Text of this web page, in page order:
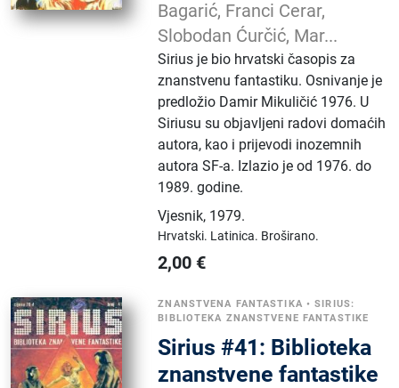
Bagarić, Franci Cerar,
Slobodan Ćurčić, Mar...
Sirius je bio hrvatski časopis za
znanstvenu fantastiku. Osnivanje je
predložio Damir Mikuličić 1976. U
Siriusu su objavljeni radovi domaćih
autora, kao i prijevodi inozemnih
autora SF-a. Izlazio je od 1976. do
1989. godine.
Vjesnik, 1979.
Hrvatski. Latinica. Broširano.
2,00 €
ZNANSTVENA FANTASTIKA •SIRIUS:
BIBLIOTEKA ZNANSTVENE FANTASTIKE
Sirius #41: Biblioteka
znanstvene fantastike